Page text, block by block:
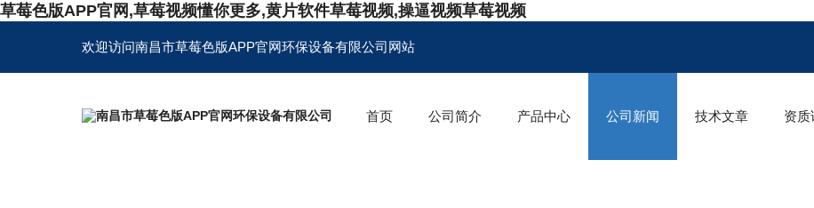
草莓色版APP官网,草莓视频懂你更多,黄片软件草莓视频,操逼视频草莓视频
欢迎访问南昌市草莓色版APP官网环保设备有限公司网站
首页 公司简介 产品中心 公司新闻 技术文章 资质